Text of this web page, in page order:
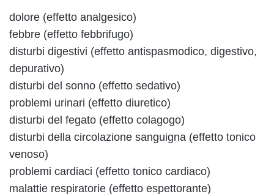
dolore (effetto analgesico)
febbre (effetto febbrifugo)
disturbi digestivi (effetto antispasmodico, digestivo,
depurativo)
disturbi del sonno (effetto sedativo)
problemi urinari (effetto diuretico)
disturbi del fegato (effetto colagogo)
disturbi della circolazione sanguigna (effetto tonico
venoso)
problemi cardiaci (effetto tonico cardiaco)
malattie respiratorie (effetto espettorante)